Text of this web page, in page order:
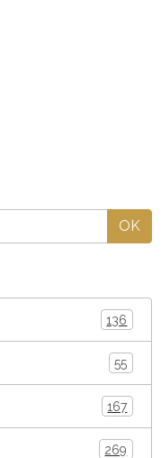
OK
136
55
167
269